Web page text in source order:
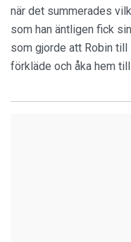
när det summerades
som han äntligen fick
som gjorde att Robin
förkläde och åka hem